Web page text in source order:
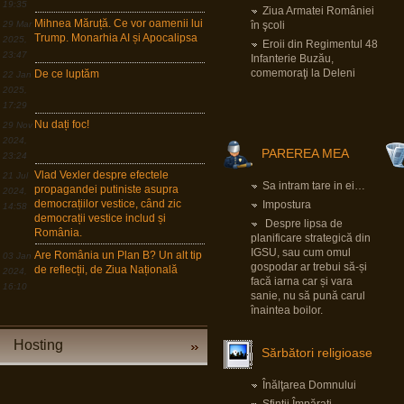
“Armele sunt importante, dar dacă izbucnește
războiul cea mai bună resursă a Europei sunt
oamenii.”
Pârvu Florin
19 Mar 2026, 00:50
Down to Earth: The Astronaut’s Perspective
LINK
Pârvu Florin
30 Dec 2025, 18:17
Dacă e ceva ce am învățat în viața asta,
după lecția numărul unu: ține aproape de cei
care te iubesc, e faptul că o criză e în egală
măsură o oportunitate, dar asta doar în
măsura în care ești dispus să sacrifici
confortul pe termen scurt și să ți asumi
LINK
05 Sep 2025, 20:02
It's not enough to be up to date, you have to
be up to tomorrow.
19:35
29 Mar
2025,
23:47
Mihnea Măruță. Ce vor oamenii lui
Trump. Monarhia AI și Apocalipsa
22 Jan
2025,
17:29
De ce luptăm
29 Nov
2024,
23:24
Nu dați foc!
21 Jul
2024,
14:58
Vlad Vexler despre efectele
propagandei putiniste asupra
democrațiilor vestice, când zic
democrații vestice includ și
România.
03 Jan
2024,
16:10
Are România un Plan B? Un alt tip
de reflecții, de Ziua Națională
Hosting
Ziua Armatei României
în şcoli
Eroii din Regimentul 48
Infanterie Buzău,
comemoraţi la Deleni
PAREREA MEA
Sa intram tare in ei…
Impostura
Despre lipsa de
planificare strategică din
IGSU, sau cum omul
gospodar ar trebui să-și
facă iarna car și vara
sanie, nu să pună carul
înaintea boilor.
Sărbători religioase
Înălţarea Domnului